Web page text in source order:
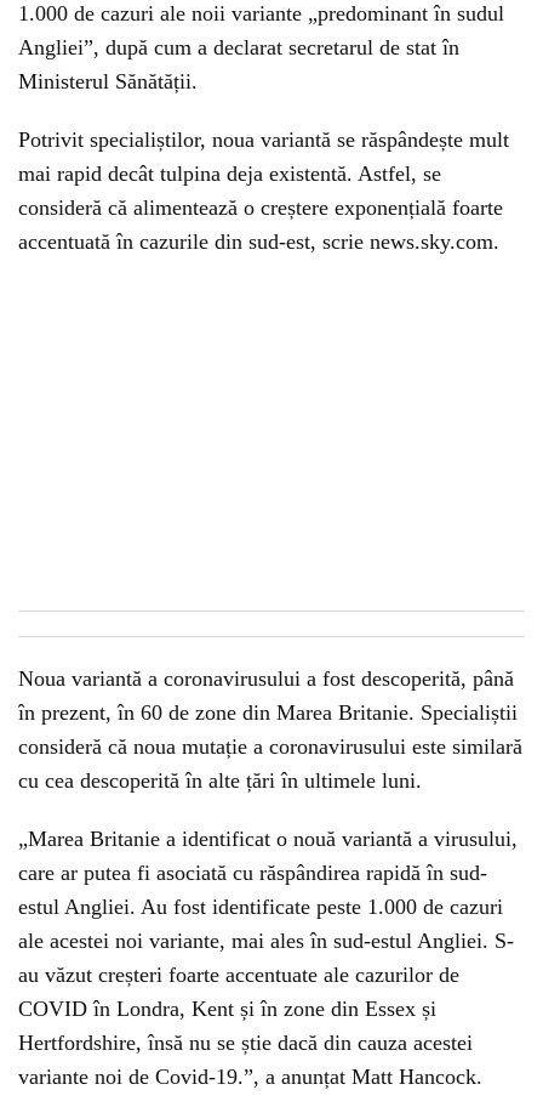
1.000 de cazuri ale noii variante „predominant în sudul
Angliei”, după cum a declarat secretarul de stat în
Ministerul Sănătății.
Potrivit specialiștilor, noua variantă se răspândește mult
mai rapid decât tulpina deja existentă. Astfel, se
consideră că alimentează o creștere exponențială foarte
accentuată în cazurile din sud-est, scrie news.sky.com.
Noua variantă a coronavirusului a fost descoperită, până
în prezent, în 60 de zone din Marea Britanie. Specialiștii
consideră că noua mutație a coronavirusului este similară
cu cea descoperită în alte țări în ultimele luni.
„Marea Britanie a identificat o nouă variantă a virusului,
care ar putea fi asociată cu răspândirea rapidă în sud-
estul Angliei. Au fost identificate peste 1.000 de cazuri
ale acestei noi variante, mai ales în sud-estul Angliei. S-
au văzut creșteri foarte accentuate ale cazurilor de
COVID în Londra, Kent și în zone din Essex și
Hertfordshire, însă nu se știe dacă din cauza acestei
variante noi de Covid-19.”, a anunțat Matt Hancock.